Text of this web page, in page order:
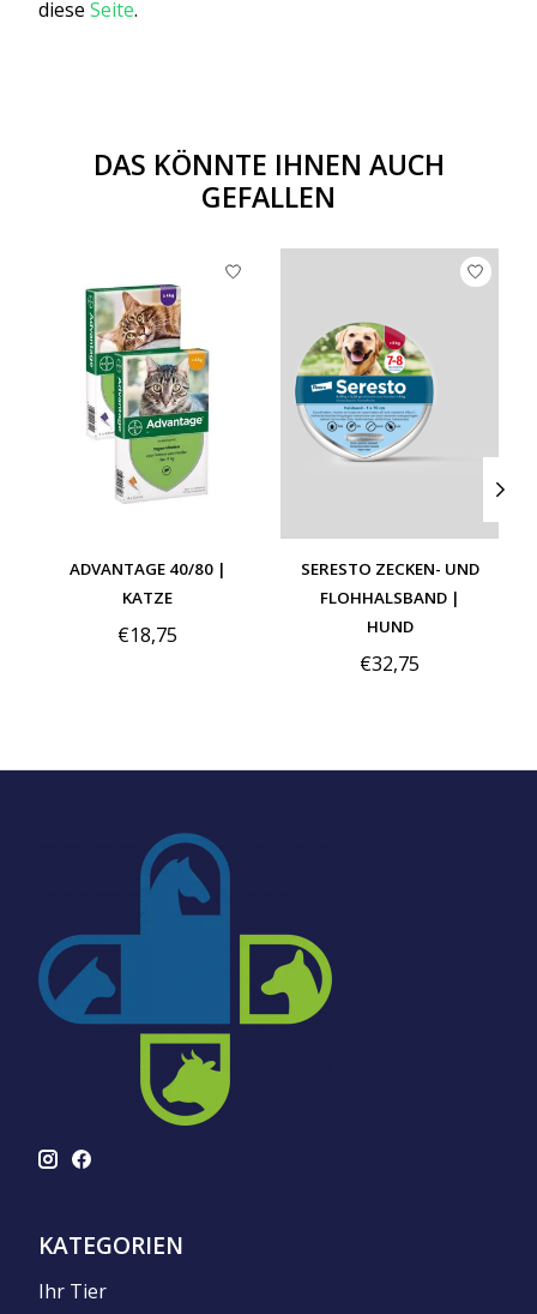
diese Seite.
DAS KÖNNTE IHNEN AUCH
GEFALLEN
Produkt-Karussell-Artikel
ADVANTAGE 40/80 |
KATZE
€18,75
SERESTO ZECKEN- UND
FLOHHALSBAND |
HUND
€32,75
KATEGORIEN
Ihr Tier